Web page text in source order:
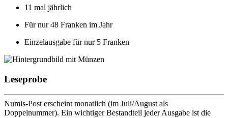
11 mal jährlich
Für nur 48 Franken im Jahr
Einzelausgabe für nur 5 Franken
Leseprobe
Numis-Post erscheint monatlich (im Juli/August als
Doppelnummer). Ein wichtiger Bestandteil jeder Ausgabe ist die